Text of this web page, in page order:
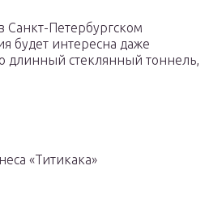
Санкт-Петербургском
будет интересна даже
длинный стеклянный тоннель,
«Титикака»